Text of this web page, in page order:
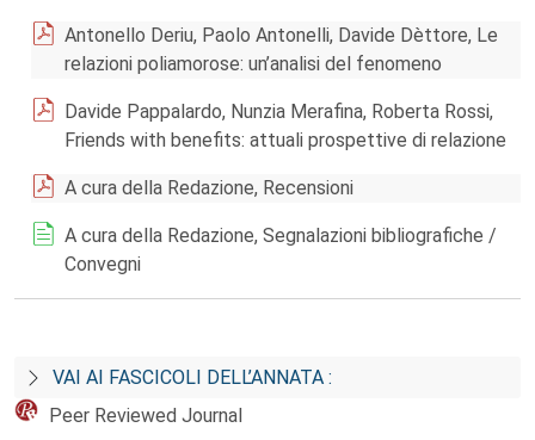
Antonello Deriu, Paolo Antonelli, Davide Dèttore, Le
relazioni poliamorose: un’analisi del fenomeno
Davide Pappalardo, Nunzia Merafina, Roberta Rossi,
Friends with benefits: attuali prospettive di relazione
A cura della Redazione, Recensioni
A cura della Redazione, Segnalazioni bibliografiche /
Convegni
VAI AI FASCICOLI DELL’ANNATA :
Peer Reviewed Journal